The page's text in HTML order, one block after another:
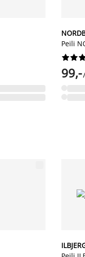
Peili



99,-